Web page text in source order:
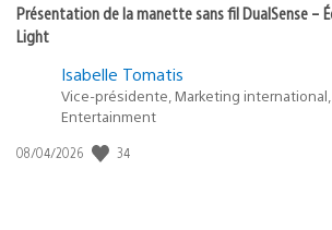
Présentation de la manette sans fil DualSense –
Light
Isabelle Tomatis
Vice-présidente, Marketing
Entertainment
Date
08/04/2026 34